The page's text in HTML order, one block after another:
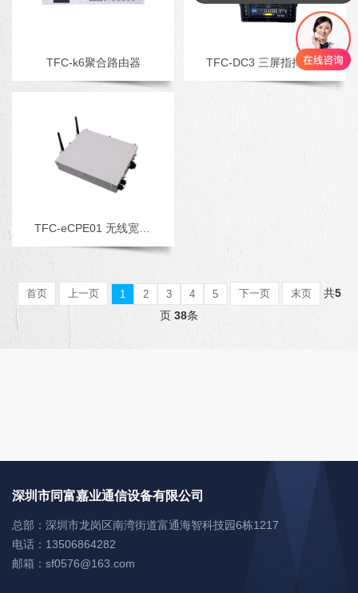
TFC-k6聚合路由器 TFC-DC3 三屏指挥调度台
首页 上一页 1 2 3 4 5 下一页 末页 共5
页 38条
深圳市同富嘉业通信设备有限公司
总部：深圳市龙岗区南湾街道富通海智科技园6栋1217
电话：13506864282
邮箱：sf0576@163.com